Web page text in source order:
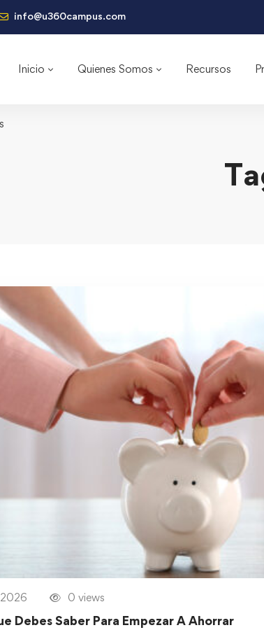
info@u360campus.com
Inicio Quienes Somos Recursos
0 views
Debes Saber Para Empezar A Ahorrar